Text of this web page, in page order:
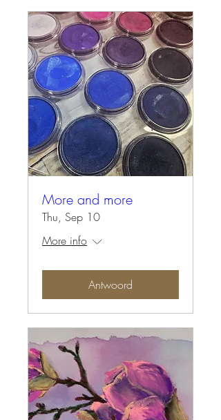
More and more
Thu, Sep 10
More info
Antwoord